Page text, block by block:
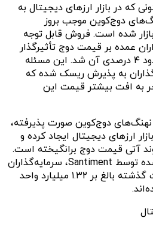
که در بازار ارزهای دیجیتال به
دوج‌کوین موجب بروز
بازار شده است. فروش قابل توجه
عمده بر قیمت دوج تأثیرگذار
بوده، چنانکه موجب افت حدود ۴ درصدی آن شد. این مسئله
به پذیرش ریسک شده که
به افت بیشتر قیمت این
دوج‌کوین صورت پذیرفته،
ارزهای دیجیتال ایجاد کرده و
آتی قیمت دوج برانگیخته است.
بر اساس داده‌های منتشر شده توسط Santiment، سرمایه‌گذاران
بزرگ در بازه زمانی ۴۸ ساعت گذشته بالغ بر ۱.۳۲ میلیارد واحد